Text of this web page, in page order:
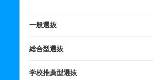
一般選抜
総合型選抜
学校推薦型選抜